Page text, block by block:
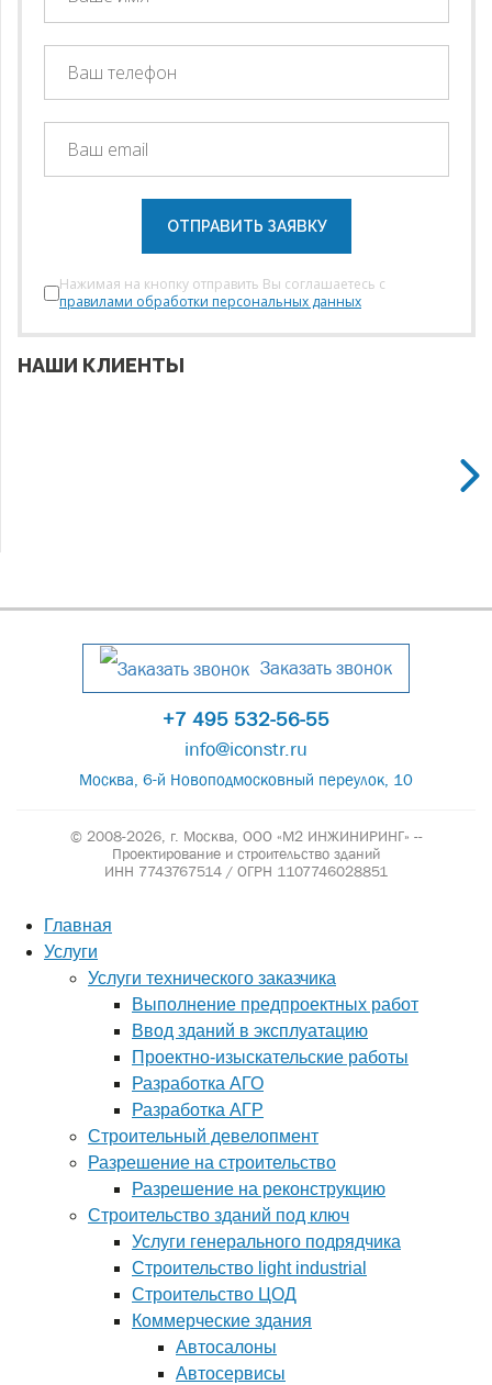
ОТПРАВИТЬ ЗАЯВКУ
Нажимая на кнопку отправить Вы соглашаетесь с
правилами обработки персональных данных
НАШИ КЛИЕНТЫ
Заказать звонок
+7 495 532-56-55
info@iconstr.ru
Москва, 6-й Новоподмосковный переулок, 10
© 2008-2026, г. Москва, ООО «М2 ИНЖИНИРИНГ» --
Проектирование и строительство зданий
ИНН 7743767514 / ОГРН 1107746028851
Главная
Услуги
Услуги технического заказчика
Выполнение предпроектных работ
Ввод зданий в эксплуатацию
Проектно-изыскательские работы
Разработка АГО
Разработка АГР
Строительный девелопмент
Разрешение на строительство
Разрешение на реконструкцию
Строительство зданий под ключ
Услуги генерального подрядчика
Строительство light industrial
Строительство ЦОД
Коммерческие здания
Автосалоны
Автосервисы